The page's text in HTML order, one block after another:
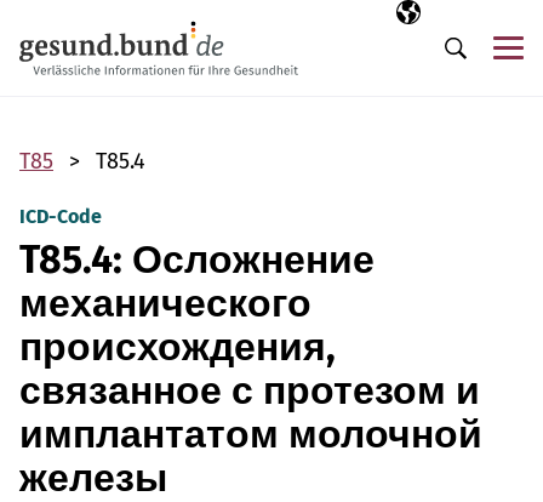
Выбранный
RU
Поиск
T85 T85.4
ICD-Code
T85.4: Осложнение
механического
происхождения,
связанное с протезом и
имплантатом молочной
железы